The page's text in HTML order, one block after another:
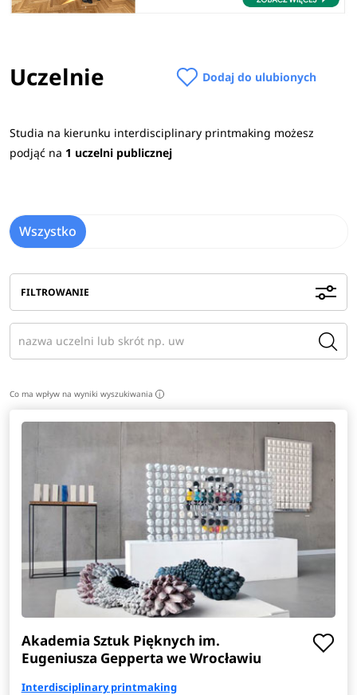
Uczelnie Dodaj do ulubionych
Studia na kierunku interdisciplinary printmaking możesz
podjąć na 1 uczelni publicznej
Wszystko
FILTROWANIE
Co ma wpływ na wyniki wyszukiwania i
Akademia Sztuk Pięknych im.
Eugeniusza Gepperta we Wrocławiu
Interdisciplinary printmaking